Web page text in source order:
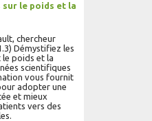
le poids et la
chercheur
Démystifiez les
le poids et la
scientifiques
vous fournit
adopter une
et mieux
vers des